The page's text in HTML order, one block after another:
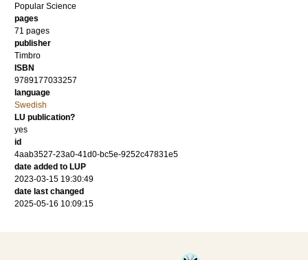
Popular Science
pages
71 pages
publisher
Timbro
ISBN
9789177033257
language
Swedish
LU publication?
yes
id
4aab3527-23a0-41d0-bc5e-9252c47831e5
date added to LUP
2023-03-15 19:30:49
date last changed
2025-05-16 10:09:15